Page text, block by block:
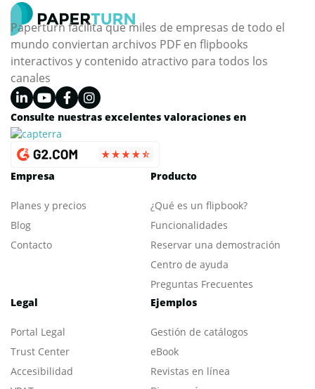
Paperturn facilita que miles de empresas de todo el
mundo conviertan archivos PDF en flipbooks
interactivos y contenido atractivo para todos los
canales
Consulte nuestras excelentes valoraciones en
Empresa
Planes y precios
Blog
Contacto
Producto
¿Qué es un flipbook?
Funcionalidades
Reservar una demostración
Centro de ayuda
Preguntas Frecuentes
Legal
Portal L egal
Trust Center
Accesibilidad
Ejemplos
Gestión de catálogos
eBook
Revistas en línea